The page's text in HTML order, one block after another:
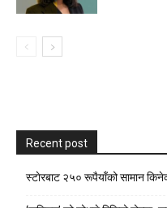
Recent post
स्टाेरबाट २५० रूपैयाँको सामान